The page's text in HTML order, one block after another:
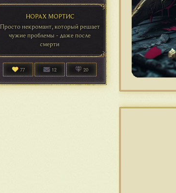
Просто некромант, который решает
чужие проблемы - даже после
смерти
НОРАХ МОРТИС
77 12 20